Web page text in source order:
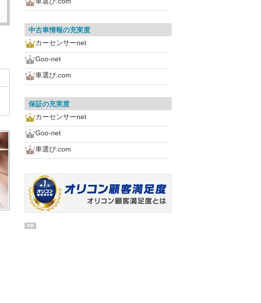
中古車情報の充実度
カーセンサーnet
Goo-net
車選び.com
保証の充実度
カーセンサーnet
Goo-net
車選び.com
PR